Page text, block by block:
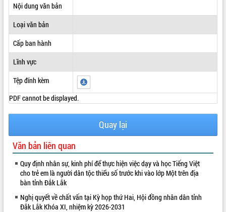
ĐIỂM TIN VĂN BẢN
QUY HOẠCH - KẾ HOẠCH
Nội dung văn bản
Loại văn bản
Cấp ban hành
Lĩnh vực
Tệp đính kèm
PDF cannot be displayed.
Quay lại
Văn bản liên quan
Quy định nhân sự, kinh phí để thực hiện việc dạy và học Tiếng Việt
cho trẻ em là người dân tộc thiểu số trước khi vào lớp Một trên địa
bàn tỉnh Đắk Lắk
Nghị quyết về chất vấn tại Kỳ họp thứ Hai, Hội đồng nhân dân tỉnh
Đắk Lắk Khóa XI, nhiệm kỳ 2026-2031